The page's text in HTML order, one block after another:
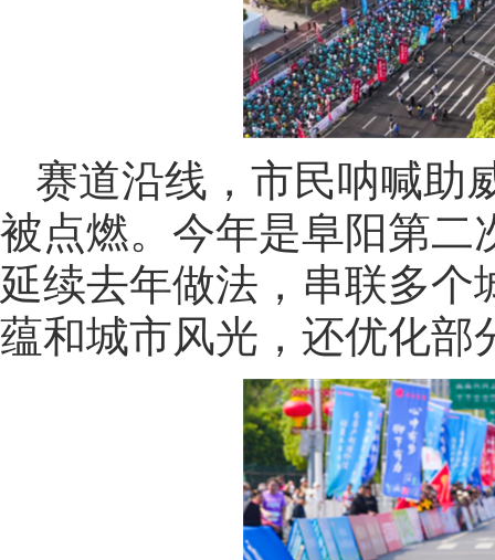
赛道沿线，市民呐喊助
被点燃。今年是阜阳第二
延续去年做法，串联多个
蕴和城市风光，还优化部